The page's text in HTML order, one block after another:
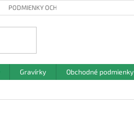
PODMIENKY OCHRANY OSOBNÝCH ÚDAJOV
Gravírky Obchodné podmienky